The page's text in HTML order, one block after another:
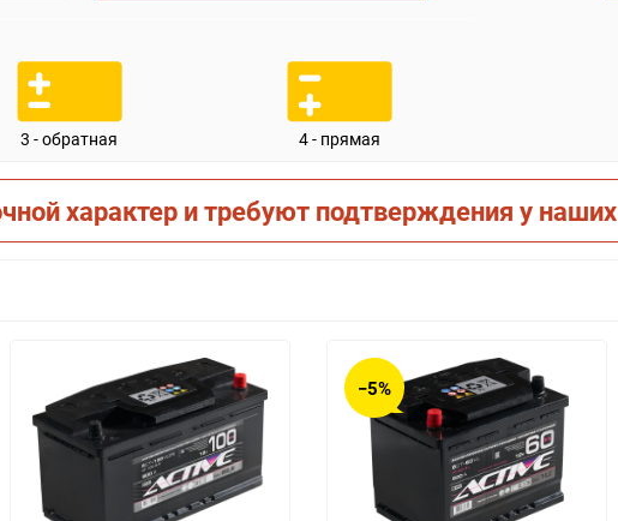
3 - обратная 4 - прямая
характер и требуют подтверждения у
−5%